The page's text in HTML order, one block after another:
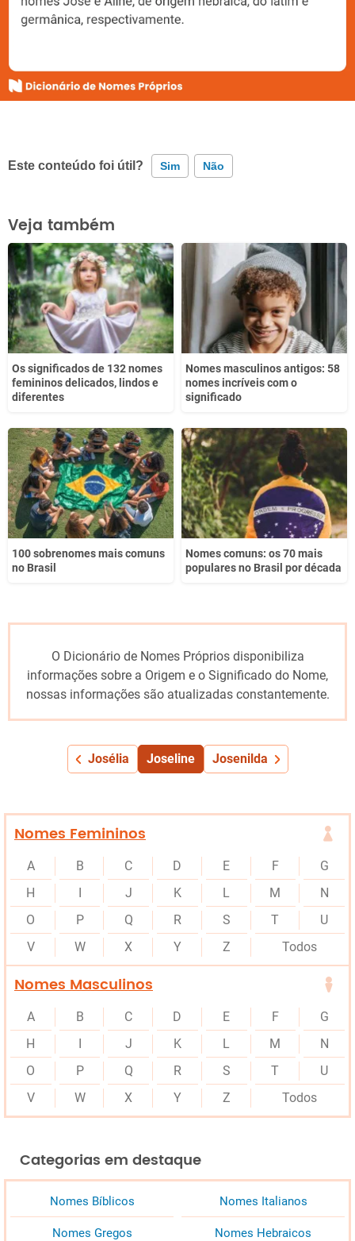
Este conteúdo foi útil? Sim Não
Este conteúdo contém informação incorreta
Este conteúdo não tem a informação que procuro
Outro
Veja também
Os significados de 132 nomes
femininos delicados, lindos e
diferentes
Nomes masculinos antigos: 58
nomes incríveis com o
significado
100 sobrenomes mais comuns
no Brasil
Nomes comuns: os 70 mais
populares no Brasil por década
O Dicionário de Nomes Próprios disponibiliza
informações sobre a Origem e o Significado do Nome,
nossas informações são atualizadas constantemente.
Josélia Joseline Josenilda
Nomes Femininos
A B C D E F
G
H
J K L M
N
O
P Q R S T
U
V
W X Y Z Todos
Nomes Masculinos
A B C D E F
G
H
J K L M
N
O
P Q R S T
U
V
W X Y Z Todos
Categorias em destaque
Nomes Bíblicos Nomes Italianos
Nomes Gregos Nomes Hebraicos